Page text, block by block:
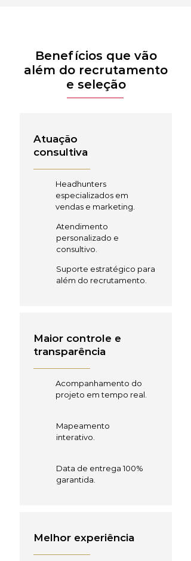
Benefícios que vão
além do recrutamento
e seleção
Atuação
consultiva
Headhunters
especializados em
vendas e marketing.
Atendimento
personalizado e
consultivo.
Suporte estratégico para
além do recrutamento.
Maior controle e
transparência
Acompanhamento do
projeto em tempo real.
Mapeamento
interativo.
Data de entrega 100%
garantida.
Melhor experiência